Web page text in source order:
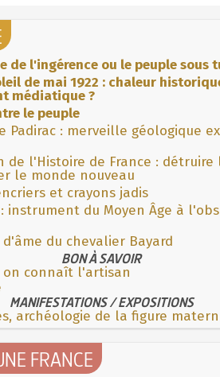
de l'ingérence ou le peuple sous
de mai 1922 : chaleur
médiatique ?
le peuple
Padirac : merveille géologique
de l'Histoire de France : détruire
le monde nouveau
et crayons jadis
instrument du Moyen Âge à
d'âme du chevalier Bayard
BON À SAVOIR
connaît l'artisan
MANIFESTATIONS / EXPOSITIONS
archéologie de la figure
FRANCE